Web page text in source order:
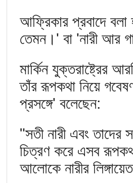
আফ্রিকার প্রবাদে
তেমন।' বা 'নারী আর
মার্কিন যুক্তরাষ্ট্রের
তাঁর রূপকথা নিয়ে
প্রসঙ্গে' বলেছেন:
"সতী নারী এবং
চিত্রণ করে এসব
আলোকে নারীর